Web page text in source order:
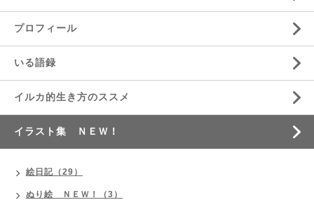
プロフィール
いる語録
イルカ的生き方のススメ
イラスト集 ＮＥＷ！
絵日記（29）
ぬり絵 ＮＥＷ！（3）